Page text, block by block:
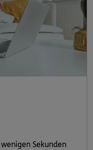
Sekunden